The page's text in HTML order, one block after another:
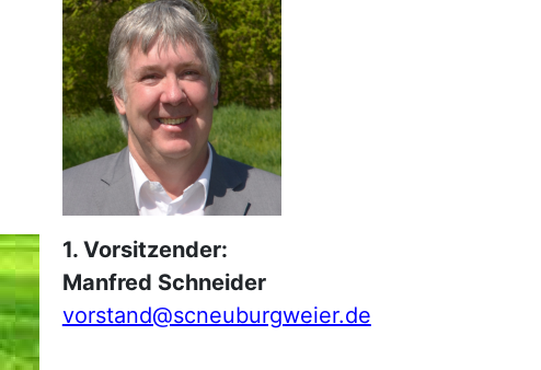
1. Vorsitzender:
Manfred Schneider
vorstand@scneuburgweier.de